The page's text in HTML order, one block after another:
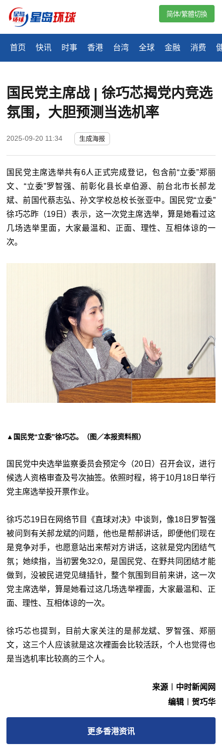
首页 快讯 时事 香港 台湾 全球 金融 消费
简体/繁體切換
国民党主席战 | 徐巧芯揭党内竞选
氛围，大胆预测当选机率
2025-09-20 11:34 生成海报
国民党主席选举共有6人正式完成登记，包含前“立委”郑丽
文、“立委”罗智强、前彰化县长卓伯源、前台北市长郝龙
斌、前国代蔡志弘、孙文学校总校长张亚中。国民党“立委”
徐巧芯昨（19日）表示，这一次党主席选举，算是她看过这
几场选举里面，大家最温和、正面、理性、互相体谅的一
次。
▲国民党“立委”徐巧芯。（图／本报资料照）
国民党中央选举监察委员会预定今（20日）召开会议，进行
候选人资格审查及号次抽签。依照时程，将于10月18日举行
党主席选举投开票作业。
徐巧芯19日在网络节目《直球对决》中谈到，像18日罗智强
被问到有关郝龙斌的问题，他也是帮郝讲话，即便他们现在
是竞争对手，也愿意站出来帮对方讲话，这就是党内团结气
氛；她续指，当初罢免32:0，是国民党、在野共同团结才能
做到，没被民进党见缝插针，整个氛围到目前来讲，这一次
党主席选举，算是她看过这几场选举裡面，大家最温和、正
面、理性、互相体谅的一次。
徐巧芯也提到，目前大家关注的是郝龙斌、罗智强、郑丽
文，这三个人应该就是这次裡面会比较活跃，个人也觉得也
是当选机率比较高的三个人。
来源︱中时新闻网
编辑︱贺巧华
更多香港资讯